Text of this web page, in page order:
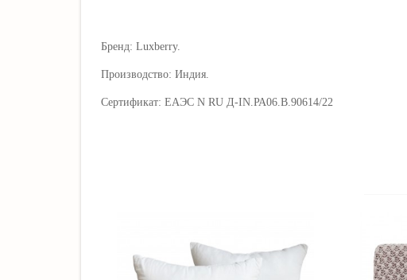
Бренд: Luxberry.
Производство: Индия.
Сертификат: ЕАЭС N RU Д-IN.РА06.В.90614/22